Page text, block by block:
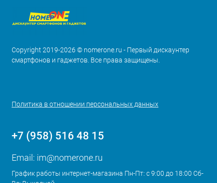
Copyright 2019-2026 © nomerone.ru - Первый дискаунтер
смартфонов и гаджетов. Все права защищены.
Политика в отношении персональных данных
+7 (958) 516 48 15
Email: im@nomerone.ru
График работы интернет-магазина Пн-Пт: с 9:00 до 18:00 Сб-